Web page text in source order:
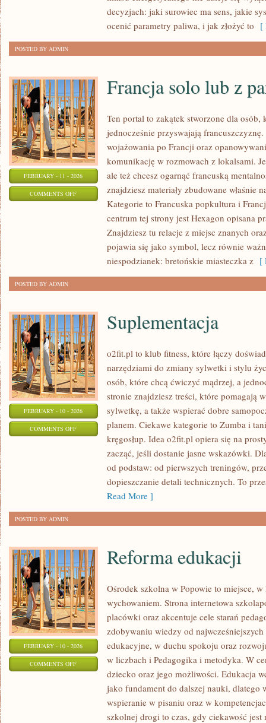
decyzjach: jaki surowiec ma sens, jakie
ocenić parametry paliwa, i jak złożyć to [
POSTED BY ADMIN
FEBRUARY - 11 - 2026
COMMENTS OFFON
Francja solo lub z
Ten portal to zakątek stworzone dla osób,
jednocześnie przyswajają
wojażowania po Francji oraz
komunikację w rozmowach z lokalsami.
ale też chcesz ogarnąć francuską
znajdziesz materiały zbudowane właśnie
Kategorie to Francuska popkultura i
centrum tej strony jest Hexagon opisana
Znajdziesz tu relacje z miejsc znanych
pojawia się jako symbol, lecz równie
niespodzianek: bretońskie miasteczka z [
POSTED BY ADMIN
FEBRUARY - 10 - 2026
COMMENTS OFFON
SUPLEMENTACJA
Suplementacja
o2fit.pl to klub fitness, które łączy
narzędziami do zmiany sylwetki i stylu
osób, które chcą ćwiczyć mądrzej, a
stronie znajdziesz treści, które pomagają
sylwetkę, a także wspierać dobre
planem. Ciekawe kategorie to Zumba i
kręgosłup. Idea o2fit.pl opiera się na
zacząć, jeśli dostanie jasne wskazówki.
od podstaw: od pierwszych treningów,
dopieszczanie detali technicznych. To
Read More ]
POSTED BY ADMIN
FEBRUARY - 10 - 2026
COMMENTS OFFON
Reforma edukacji
Ośrodek szkolna w Popowie to miejsce, w
wychowaniem. Strona internetowa
placówki oraz akcentuje cele starań
zdobywaniu wiedzy od najwcześniejszych
edukacyjne, w duchu spokoju oraz
w liczbach i Pedagogika i metodyka. W
dziecko oraz jego możliwości. Edukacja
jako fundament do dalszej nauki, dlatego
wspieranie w pisaniu oraz w
szkolnej drogi to czas, gdy ciekawość jest